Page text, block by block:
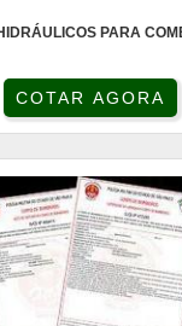
PARA
COTAR AGORA